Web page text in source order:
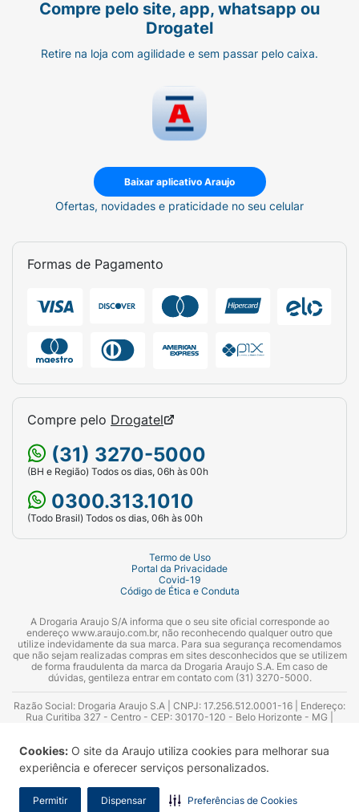
Cookies: O site da Araujo utiliza cookies para melhorar sua
experiência e oferecer serviços personalizados.
Permitir Dispensar Preferências de Cookies
Compre pelo site, app, whatsapp ou
Drogatel
Retire na loja com agilidade e sem passar pelo caixa.
Baixar aplicativo Araujo
Ofertas, novidades e praticidade no seu celular
Formas de Pagamento
Compre pelo Drogatel
(31) 3270-5000
(BH e Região) Todos os dias, 06h às 00h
0300.313.1010
(Todo Brasil) Todos os dias, 06h às 00h
Termo de Uso
Portal da Privacidade
Covid-19
Código de Ética e Conduta
A Drogaria Araujo S/A informa que o seu site oficial corresponde ao
endereço www.araujo.com.br, não reconhecendo qualquer outro que
utilize indevidamente da sua marca. Para sua segurança recomendamos
que não sejam realizadas compras em sites desconhecidos que se utilizem
de forma fraudulenta da marca da Drogaria Araujo S.A. Em caso de
dúvidas, gentileza entrar em contato com (31) 3270-5000.
Razão Social: Drogaria Araujo S.A | CNPJ: 17.256.512.0001-16 | Endereço:
Rua Curitiba 327 - Centro - CEP: 30170-120 - Belo Horizonte - MG |
Azevedo Guimarães – CRF 10.965 | Yasmin Silva Alvarenga – CRF 52.584 -
Consultor substituto: Thiago Aguiar Pinheiro - CRF Nº 13.748. Alvará
Sanitário: 2025020713 | Autorização de Funcionamento da Empresa (AFE):